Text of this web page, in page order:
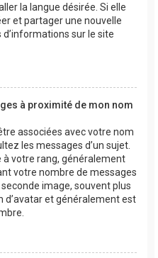
la langue désirée. Si elle
et partager une nouvelle
sur le site
à proximité de mon nom
associées avec votre nom
les messages d’un sujet.
à votre rang, généralement
votre nombre de messages
image, souvent plus
d’avatar et généralement est